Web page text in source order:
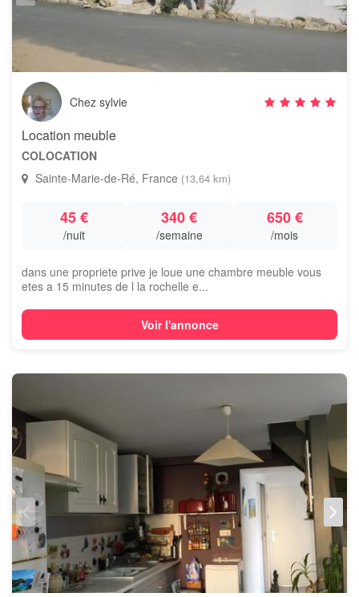
Chez sylvie
Location meuble
COLOCATION
Sainte-Marie-de-Ré, France (13,64 km)
45 €
/nuit
340 €
/semaine
650 €
/mois
dans une propriete prive je loue une chambre meuble vous
etes a 15 minutes de l la rochelle e...
Voir l'annonce